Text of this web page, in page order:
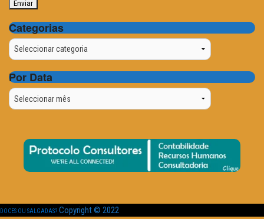
Categorias
Categorias
Por Data
Por
Data
DOCES OU SALGADAS? Copyright © 2022